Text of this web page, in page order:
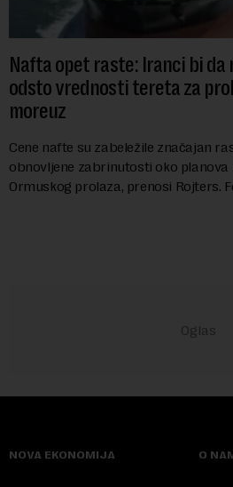
Nafta opet raste: Iranci bi da
odsto vrednosti tereta za
moreuz
Cene nafte su zabeležile značajan
obnovljene zabrinutosti oko
Ormuskog prolaza, prenosi Rojters.
NOVA EKONOMIJA O